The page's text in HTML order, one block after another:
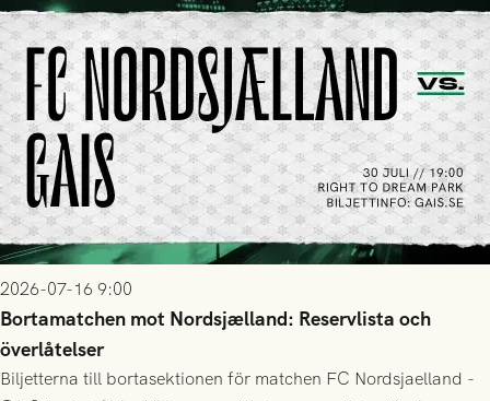
2026-07-16 9:00
Bortamatchen mot Nordsjælland: Reservlista och
överlåtelser
Biljetterna till bortasektionen för matchen FC Nordsjaelland -